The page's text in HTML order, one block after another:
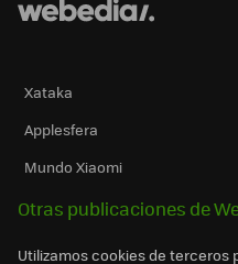
Xataka
Applesfera
Mundo Xiaomi
Otras publicaciones de
Utilizamos cookies de